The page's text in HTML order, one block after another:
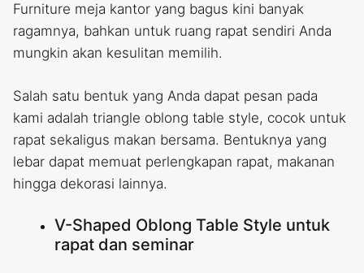
Furniture meja kantor yang bagus kini banyak
ragamnya, bahkan untuk ruang rapat sendiri Anda
mungkin akan kesulitan memilih.
Salah satu bentuk yang Anda dapat pesan pada
kami adalah triangle oblong table style, cocok untuk
rapat sekaligus makan bersama. Bentuknya yang
lebar dapat memuat perlengkapan rapat, makanan
hingga dekorasi lainnya.
V-Shaped Oblong Table Style untuk
rapat dan seminar